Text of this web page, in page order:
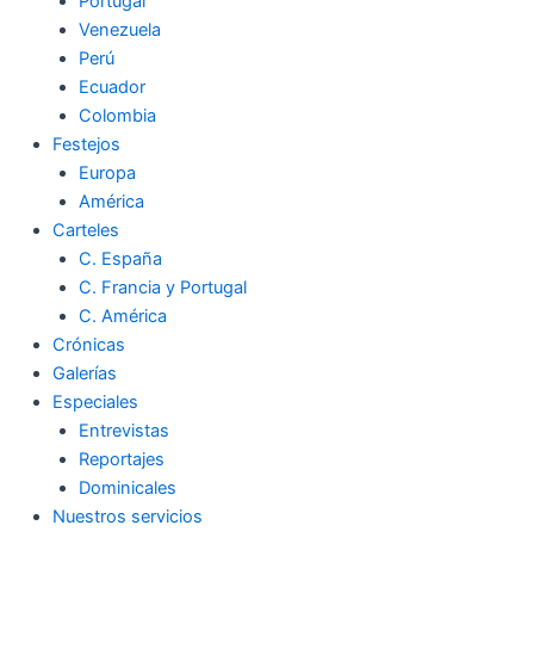
Venezuela
Perú
Ecuador
Colombia
Festejos
Europa
América
Carteles
C. España
C. Francia y Portugal
C. América
Crónicas
Galerías
Especiales
Entrevistas
Reportajes
Dominicales
Nuestros servicios